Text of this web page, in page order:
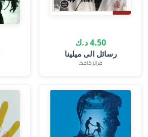
4.50 د.ك
رسائل الى ميلينا
فرانز كافكا